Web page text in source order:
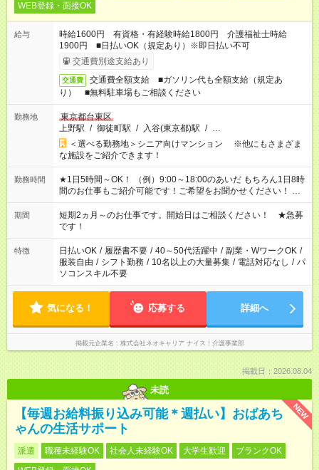
WEB登録・面接OK
給与
時給1600円 有資格・有経験時給1800円 介護福祉士時給
1900円 ■日払いOK（規定あり）※即日払い不可
交通費別途支給あり
交通費
交通費全額支給 ■ガソリン代も全額支給（規定あ
り） ■無料駐車場もご相談ください
勤務地
東京都台東区
上野駅 / 御徒町駅 / 入谷(東京都)駅 / …
＜選べる勤務地＞シニア向けマンション ※他にもさまざま
な施設をご紹介できます！
勤務時間
★1日5時間～OK！ （例）9:00～18:00のあいだ もちろん1日8時
間のお仕事もご紹介可能です！ご希望をお聞かせください！ ★
家庭の都合でお休みが必要な場合も遠慮なくご相談ください。
※週最低15時間以上の勤務が必要です
期間
短期2ヵ月～のお仕事です。開始日はご相談ください！ ★急募
です！
特徴 日払いOK / 履歴書不要 / 40～50代活躍中 / 副業・WワークOK /
服装自由 / シフト勤務 / 10名以上の大量募集 / 電話対応なし / パ
ソコンスキル不要
気になる！ 応募する 詳細へ
掲載元企業名 株式会社ネオキャリア ナイス！介護事業部
掲載日：2026.08.04
未読
NEW
【毎週お給料振り込み可能＊週払い】おばあち
ゃんの生活サポート
派遣 職種未経験OK 社会人未経験OK 大学生歓迎
ブランクOK